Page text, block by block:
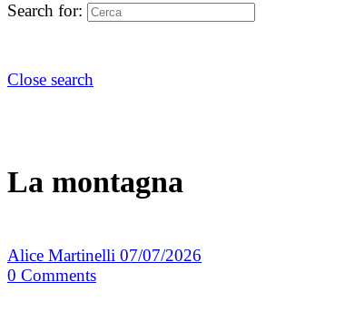
Search for:
Close search
La montagna
Alice Martinelli 07/07/2026
0 Comments